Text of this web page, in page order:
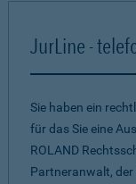
JurLine -
Sie haben ein
für das Sie eine
ROLAND
Partneranwalt, der